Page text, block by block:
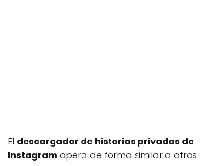
El descargador de historias privadas de
Instagram opera de forma similar a otros